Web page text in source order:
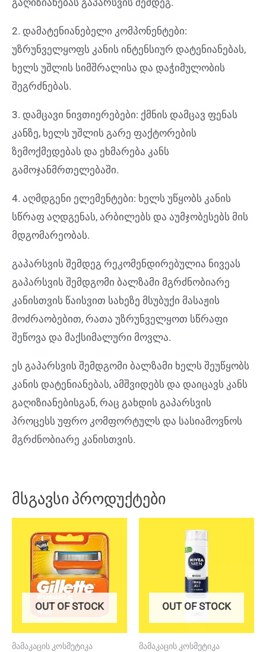
გაღიზიანებას გაპარსვის შემდეგ.
2. დამატენიანებელი კომპონენტები:
უზრუნველყოფს კანის ინტენსიურ დატენიანებას,
ხელს უშლის სიმშრალისა და დაჭიმულობის
შეგრძნებას.
3. დამცავი ნივთიერებები: ქმნის დამცავ ფენას
კანზე, ხელს უშლის გარე ფაქტორების
ზემოქმედებას და ეხმარება კანს
გამოჯანმრთელებაში.
4. აღმდგენი ელემენტები: ხელს უწყობს კანის
სწრაფ აღდგენას, არბილებს და აუმჯობესებს მის
მდგომარეობას.
გაპარსვის შემდეგ რეკომენდირებულია ნივეას
გაპარსვის შემდგომი ბალზამი მგრძნობიარე
კანისთვის წაისვით სახეზე მსუბუქი მასაჟის
მოძრაობებით, რათა უზრუნველყოთ სწრაფი
შეწოვა და მაქსიმალური მოვლა.
ეს გაპარსვის შემდგომი ბალზამი ხელს შეუწყობს
კანის დატენიანებას, ამშვიდებს და დაიცავს კანს
გაღიზიანებისგან, რაც გახდის გაპარსვის
პროცესს უფრო კომფორტულს და სასიამოვნოს
მგრძნობიარე კანისთვის.
მსგავსი პროდუქტები
OUT OF STOCK
მამაკაცის კოსმეტიკა
OUT OF STOCK
მამაკაცის კოსმეტიკა